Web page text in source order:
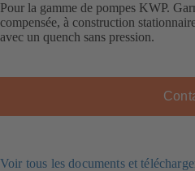
Pour la gamme de pompes KWP.
compensée, à construction
avec un quench sans pression.
Voir tous les documents et